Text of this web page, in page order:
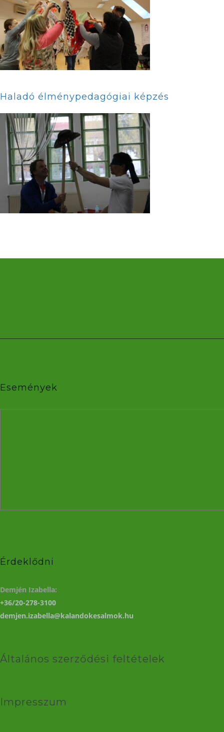
Haladó élménypedagógiai képzés
Események
Érdeklődni
Demjén Izabella:
+36/20-278-3100
demjen.izabella@kalandokesalmok.hu
Általános szerződési feltételek
Impresszum